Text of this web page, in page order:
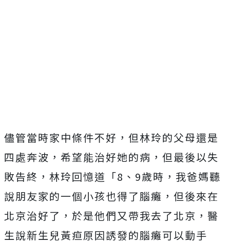
儘管當時家中條件不好，但林玲的父母還是
四處奔波，希望能治好她的病，但最後以失
敗告終，林玲回憶道「8、9歲時，我爸媽聽
說朋友家的一個小孩也得了腦癱，但後來在
北京治好了，於是他們又帶我去了北京，醫
生說新生兒黃疸原因誘發的腦癱可以動手